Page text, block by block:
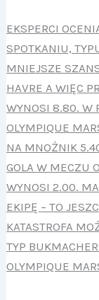
EKSPERCI
SPOTKANIU,
MNIEJSZE
HAVRE A WIĘC
WYNOSI 8.80. W
OLYMPIQUE
NA MNOŻNIK
GOLA W MECZU
WYNOSI 2.00.
EKIPĘ – TO
KATASTROFA
TYP
OLYMPIQUE